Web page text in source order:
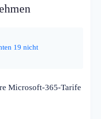
19 nicht
Microsoft-365-Tarife